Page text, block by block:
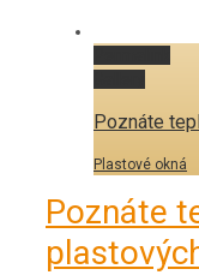
Poznáte
Plastové okná
Poznáte